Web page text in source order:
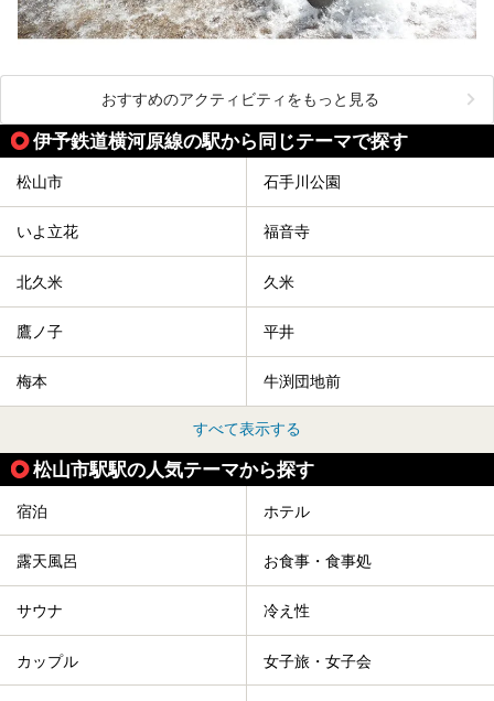
おすすめのアクティビティをもっと見る
伊予鉄道横河原線の駅から同じテーマで探す
松山市 石手川公園
いよ立花 福音寺
北久米 久米
鷹ノ子 平井
梅本 牛渕団地前
すべて表示する
松山市駅駅の人気テーマから探す
宿泊 ホテル
露天風呂 お食事・食事処
サウナ 冷え性
カップル 女子旅・女子会